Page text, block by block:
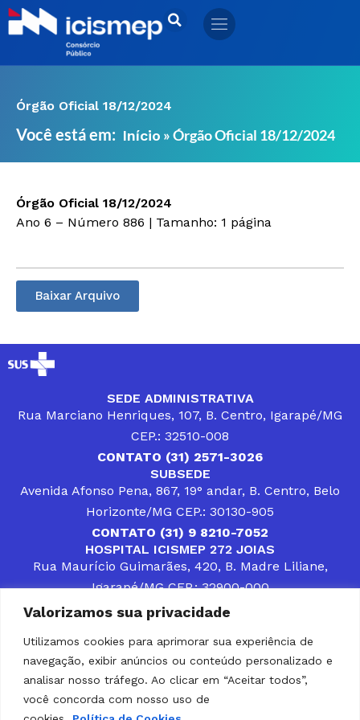
Valorizamos sua privacidade
Utilizamos cookies para aprimorar sua experiência de
navegação, exibir anúncios ou conteúdo personalizado e
analisar nosso tráfego. Ao clicar em “Aceitar todos”,
você concorda com nosso uso de
Ir
para
Órgão Oficial 18/12/2024
Você está em: Início »Órgão Oficial 18/12/2024
Órgão Oficial 18/12/2024
Ano 6 – Número 886 | Tamanho: 1 página
Baixar Arquivo
SEDE ADMINISTRATIVA
Rua Marciano Henriques, 107, B. Centro, Igarapé/MG
CEP.: 32510-008
CONTATO (31) 2571-3026
SUBSEDE
Avenida Afonso Pena, 867, 19° andar, B. Centro, Belo
Horizonte/MG CEP.: 30130-905
CONTATO (31) 9 8210-7052
HOSPITAL ICISMEP 272 JOIAS
Rua Maurício Guimarães, 420, B. Madre Liliane,
Igarapé/MG CEP.: 32900-000
CONTATOS (31) 3512-4400 ou (31) 9 8309-8660
DESENVOLVER SOLUÇÕES, AÇÕES E SERVIÇOS
PÚBLICOS QUE COMPLEMENTEM A ASSISTÊNCIA À
POPULAÇÃO DA REGIÃO EM QUE ATUA, SENDO
PARCEIRO DOS MUNICÍPIOS CONSORCIADOS NA
SOLUÇÃO DE DIFICULDADES ENFRENTADAS POR
GESTORES MUNICIPAIS, É O COMPROMISSO DO
ICISMEP.